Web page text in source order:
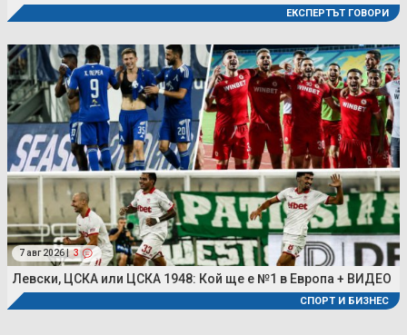
ЕКСПЕРТЪТ ГОВОРИ
7 авг 2026 | 3
Левски, ЦСКА или ЦСКА 1948: Кой ще е №1 в Европа + ВИДЕО
СПОРТ И БИЗНЕС